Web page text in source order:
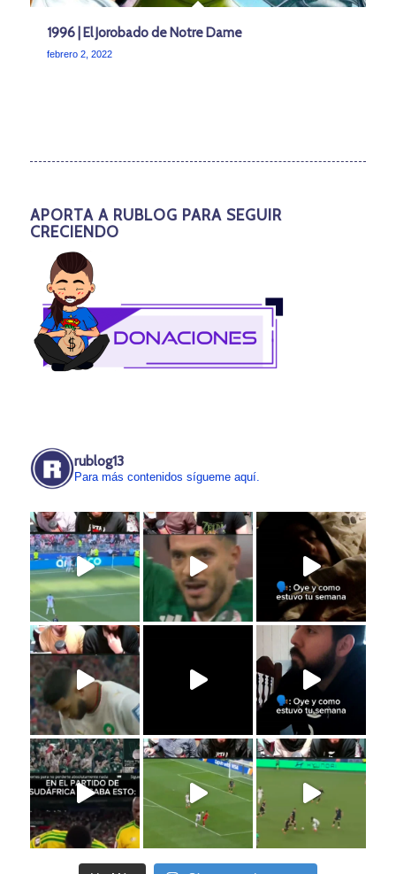
1996 | El Jorobado de Notre Dame
febrero 2, 2022
APORTA A RUBLOG PARA SEGUIR
CRECIENDO
rublog13
Para más contenidos sígueme aquí.